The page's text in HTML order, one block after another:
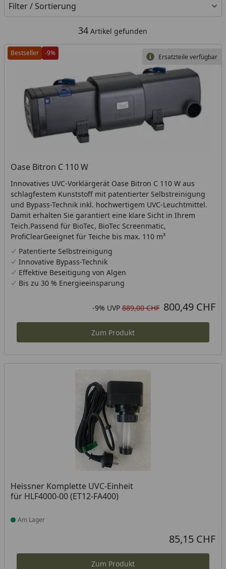
Filter / Sortierung
34 Artikel gefunden
Bestseller -9% Ersatzteile verfügbar
Oase Bitron C 110 W
Innovatives UVC-Vorklärgerät Oase Bitron C 110 W aus
schlagfestem Kunststoff mit patentierter Selbstreinigung
und Bypass-Technik inkl. hochwertigem UVC-Leuchtmittel.
Damit erhalten Sie garantiert eine klare Sicht in Ihrem
Teich.Passend für BioTec, BioTec Screenmatic,
ProfiClearGeeignet für Teiche bis max. 110 m³
Patentierte Selbstreinigung
Innovative Bypass-Technik
Effektive Beseitigung von Algen
Bis zu 30 % Energieeinsparung
Rabatt in Prozent
-9%
Ursprünglicher Preis
UVP 889,00 CHF
Aktueller Preis 800,49 CHF
Zum Produkt
Heissner Komplette UVC-Einheit
für HLF4000-00 (ET12-FA400)
Produkt am Lager
Am Lager
Aktueller Preis
85,15 CHF
Zum Produkt